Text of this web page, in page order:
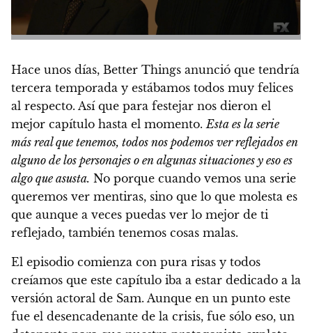
Hace unos días, Better Things anunció que tendría
tercera temporada y estábamos todos muy felices
al respecto. Así que para festejar nos dieron el
mejor capítulo hasta el momento.Esta es la serie
más real que tenemos, todos nos podemos ver reflejados en
alguno de los personajes o en algunas situaciones y eso es
algo que asusta. No porque cuando vemos una serie
queremos ver mentiras, sino que lo que molesta es
que aunque a veces puedas ver lo mejor de ti
reflejado, también tenemos cosas malas.
El episodio comienza con pura risas y todos
creíamos que este capítulo iba a estar dedicado a la
versión actoral de Sam. Aunque en un punto este
fue el desencadenante de la crisis, fue sólo eso, un